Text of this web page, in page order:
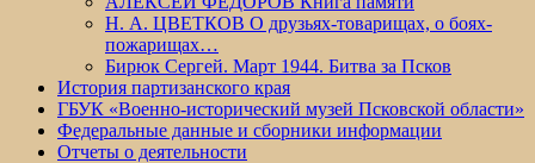
Н. А. ЦВЕТКОВ О друзьях-товарищах, о боях-
пожарищах…
Бирюк Сергей. Март 1944. Битва за Псков
История партизанского края
ГБУК «Военно-исторический музей Псковской области»
Федеральные данные и сборники информации
Отчеты о деятельности